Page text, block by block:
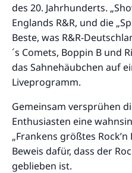
des 20. Jahrhunderts.
Englands R&R, und die
Beste, was R&R-
´s Comets, Boppin B und
das Sahnehäubchen auf
Liveprogramm.
Gemeinsam versprühen
Enthusiasten eine
„Frankens größtes
Beweis dafür, dass der
geblieben ist.